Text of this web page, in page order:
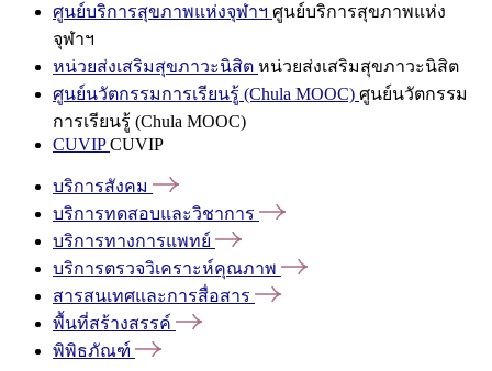
ศูนย์บริการสุขภาพแห่งจุฬาฯ ศูนย์บริการสุขภาพแห่ง
จุฬาฯ
หน่วยส่งเสริมสุขภาวะนิสิต หน่วยส่งเสริมสุขภาวะนิสิต
ศูนย์นวัตกรรมการเรียนรู้ (Chula MOOC) ศูนย์นวัตกรรม
การเรียนรู้ (Chula MOOC)
CUVIPCUVIP
บริการสังคม
บริการทดสอบและวิชาการ
บริการทางการแพทย์
บริการตรวจวิเคราะห์คุณภาพ
สารสนเทศและการสื่อสาร
พื้นที่สร้างสรรค์
พิพิธภัณฑ์